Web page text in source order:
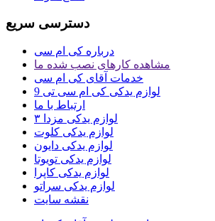
دسترسی سریع
درباره کی ام سی
مشاهده کارهای نصب شده ما
خدمات آقای کی ام سی
لوازم یدکی کی ام سی تی 9
ارتباط با ما
لوازم یدکی مزدا ۳
لوازم یدکی کلوت
لوازم یدکی دایون
لوازم یدکی تویوتا
لوازم یدکی کاپرا
لوازم یدکی سراتو
نقشه سایت